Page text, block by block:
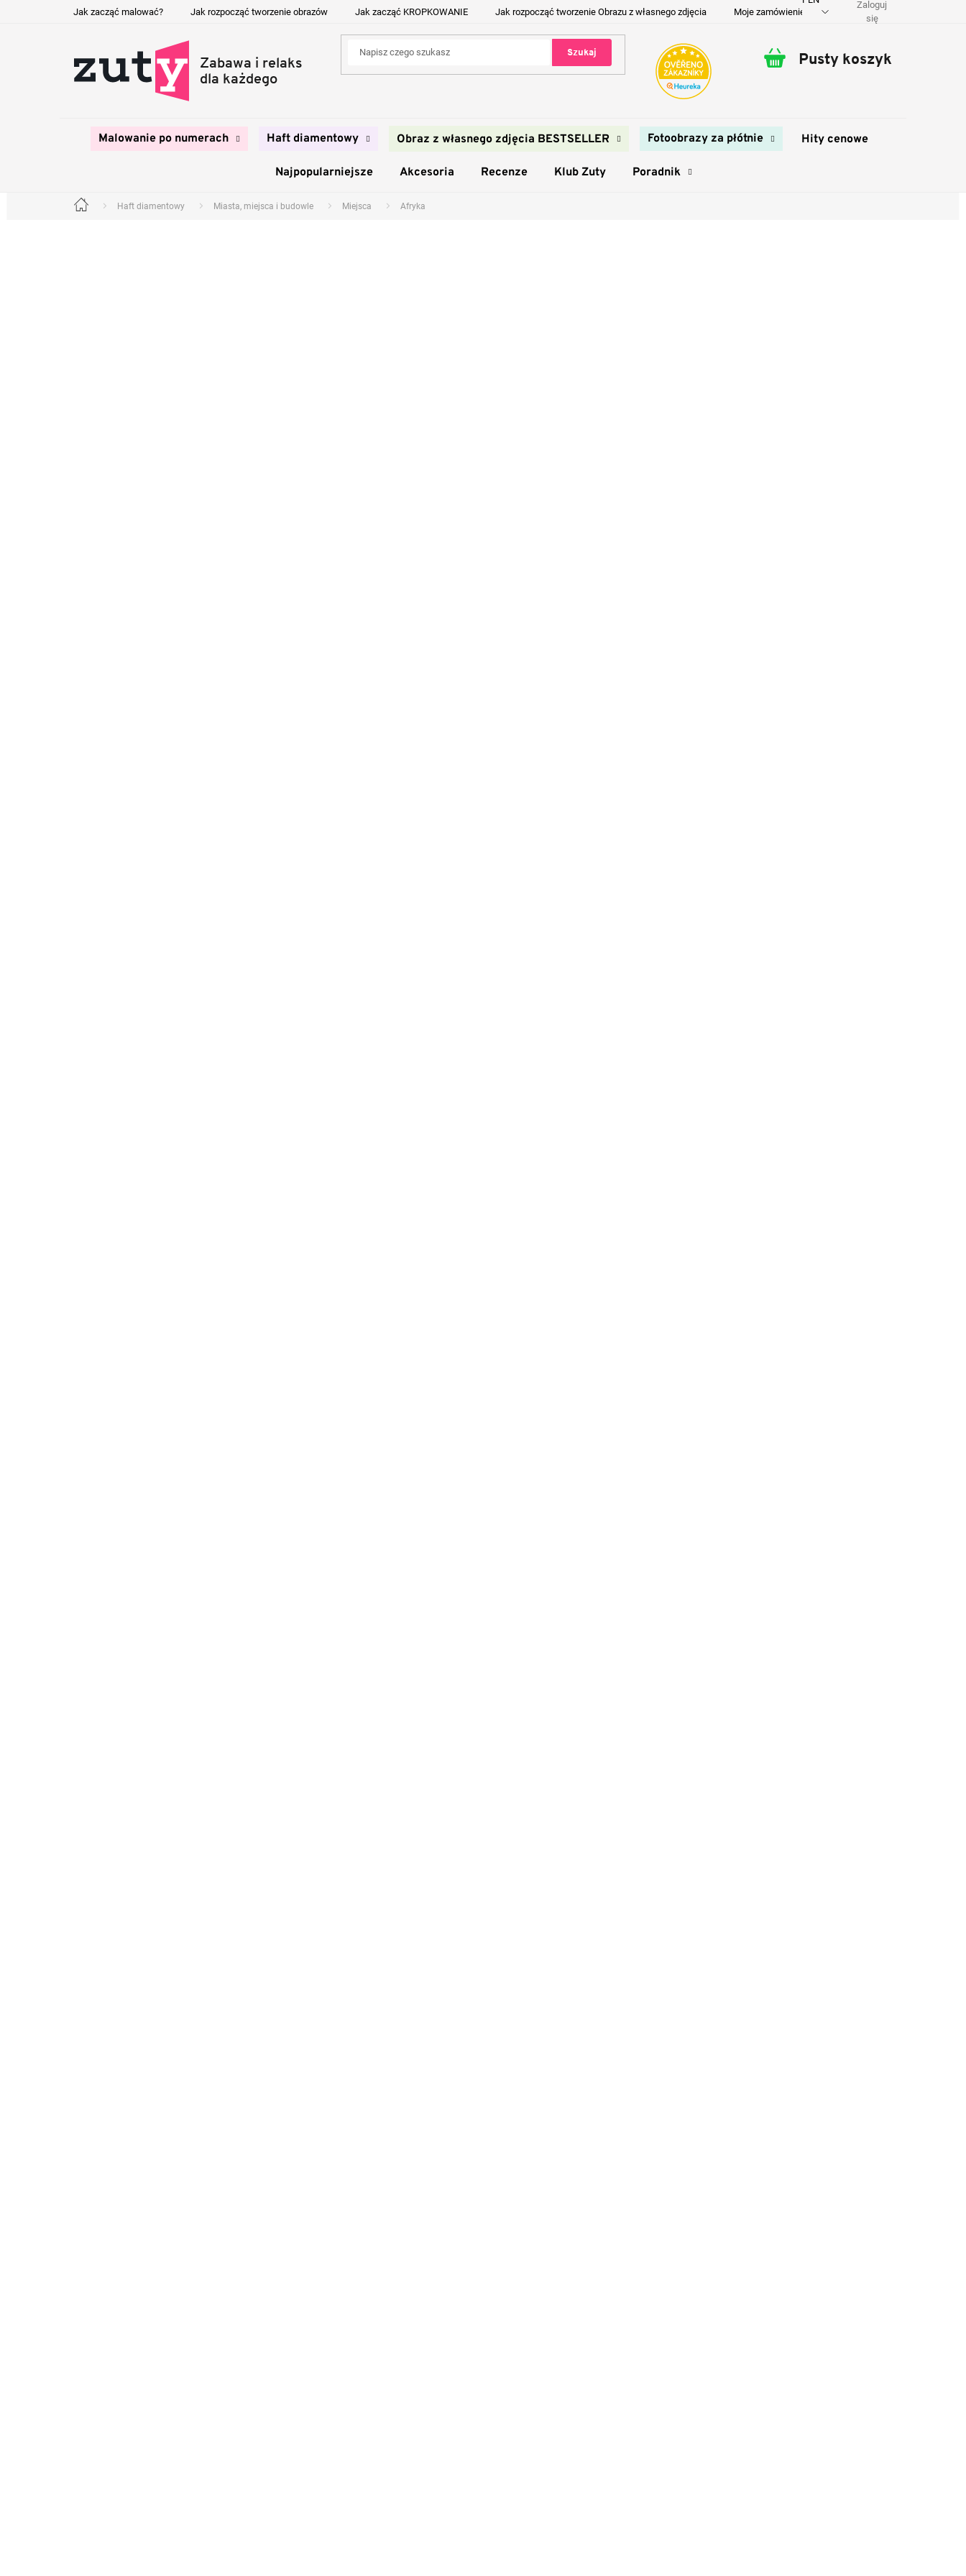
Jak zacząć malować? Jak rozpocząć tworzenie obrazów Jak zacząć KROPKOWANIE Jak rozpocząć tworzenie Obrazu z własnego zdjęcia Moje zamówienie Dostawa i płatność
Zaloguj
się
Szukaj
Koszyk
Pusty koszyk
Malowanie po numerach Haft diamentowy Obraz z własnego zdjęcia BESTSELLER Fotoobrazy za płótnie Hity cenowe
Najpopularniejsze Akcesoria Recenze Klub Zuty Poradnik
Home Haft diamentowy Miasta, miejsca i budowle Miejsca Afryka